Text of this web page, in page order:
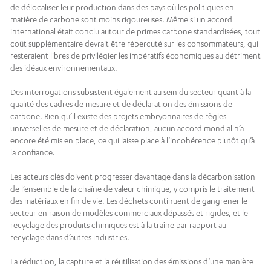
de délocaliser leur production dans des pays où les politiques en
matière de carbone sont moins rigoureuses. Même si un accord
international était conclu autour de primes carbone standardisées, tout
coût supplémentaire devrait être répercuté sur les consommateurs, qui
resteraient libres de privilégier les impératifs économiques au détriment
des idéaux environnementaux.
Des interrogations subsistent également au sein du secteur quant à la
qualité des cadres de mesure et de déclaration des émissions de
carbone. Bien qu’il existe des projets embryonnaires de règles
universelles de mesure et de déclaration, aucun accord mondial n’a
encore été mis en place, ce qui laisse place à l’incohérence plutôt qu’à
la confiance.
Les acteurs clés doivent progresser davantage dans la décarbonisation
de l’ensemble de la chaîne de valeur chimique, y compris le traitement
des matériaux en fin de vie. Les déchets continuent de gangrener le
secteur en raison de modèles commerciaux dépassés et rigides, et le
recyclage des produits chimiques est à la traîne par rapport au
recyclage dans d’autres industries.
La réduction, la capture et la réutilisation des émissions d’une manière